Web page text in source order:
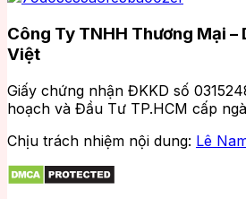
Công Ty TNHH Thương Mại –
Việt
Giấy chứng nhận ĐKKD số
hoạch và Đầu Tư TP.HCM cấp
Chịu trách nhiệm nội dung: Lê